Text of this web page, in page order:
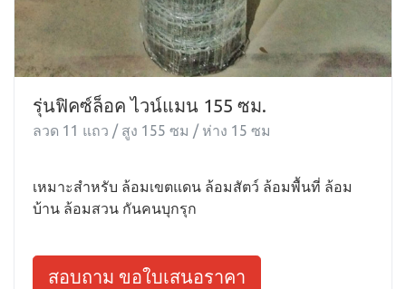
รุ่นฟิคซ์ล็อค ไวน์แมน 155 ซม.
ลวด 11 แถว / สูง 155 ซม / ห่าง 15 ซม
เหมาะสำหรับ ล้อมเขตแดน ล้อมสัตว์ ล้อมพื้นที่ ล้อม
บ้าน ล้อมสวน กันคนบุกรุก
สอบถาม ขอใบเสนอราคา